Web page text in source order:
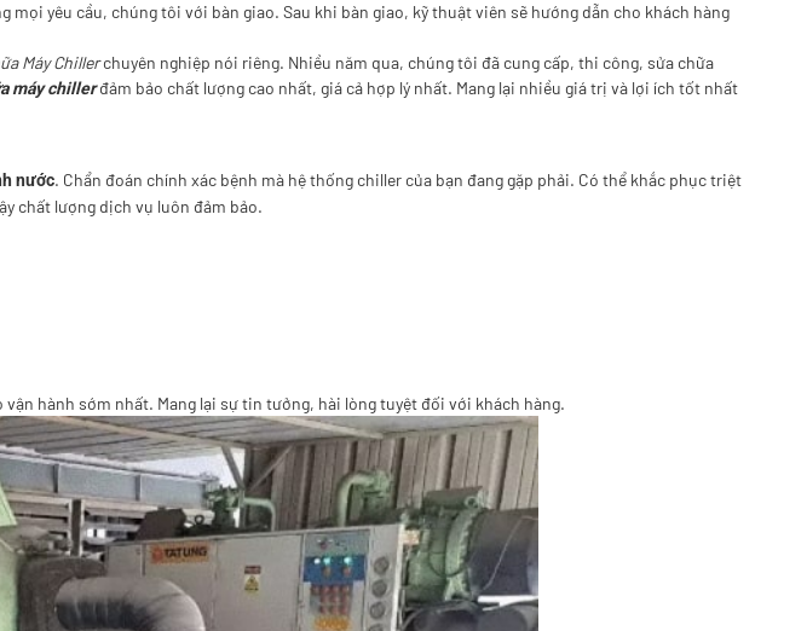
yêu cầu, chúng tôi với bàn giao. Sau khi bàn giao, kỹ thuật viên sẽ hướng dẫn cho khách hàng
Máy Chillerchuyên nghiệp nói riêng. Nhiều năm qua, chúng tôi đã cung cấp, thi công, sửa chữa
máy chillerđảm bảo chất lượng cao nhất, giá cả hợp lý nhất. Mang lại nhiều giá trị và lợi ích tốt nhất
nước. Chẩn đoán chính xác bệnh mà hệ thống chiller của bạn đang gặp phải. Có thể khắc phục triệt
chất lượng dịch vụ luôn đảm bảo.
hành sớm nhất. Mang lại sự tin tưởng, hài lòng tuyệt đối với khách hàng.